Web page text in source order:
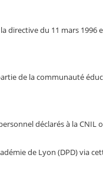
directive du 11 mars
de la communauté
déclarés à la
de Lyon (DPD) via